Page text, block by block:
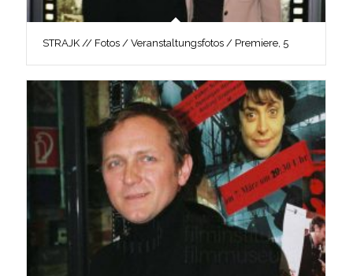
STRAJK // Fotos / Veranstaltungsfotos / Premiere, 5